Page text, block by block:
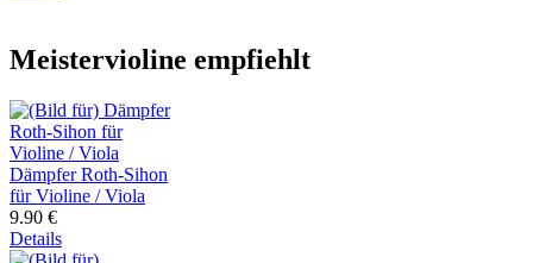
Meistervioline empfiehlt
Dämpfer Roth-Sihon
für Violine / Viola
9.90 €
Details